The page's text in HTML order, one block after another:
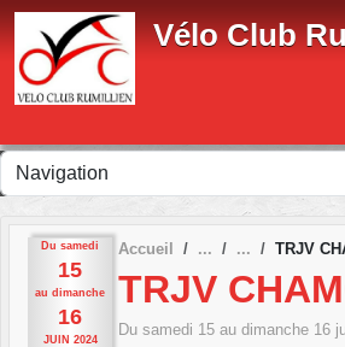
Vélo Club
Du samedi
15
au dimanche
16
JUIN 2024
Accueil TRJV
TRJV
Du samedi 15 au dimanche 16
Panneau de gestion des cookies